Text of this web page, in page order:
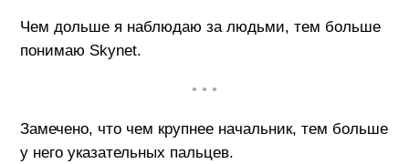
Чем дольше я наблюдаю за людьми, тем больше
понимаю Skynet.
• • •
Замечено, что чем крупнее начальник, тем больше
у него указательных пальцев.